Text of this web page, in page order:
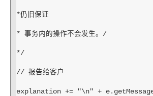
*仍旧保证
* 事务内的操作不会发生。/
*/
// 报告给客户
explanation += "\n" +